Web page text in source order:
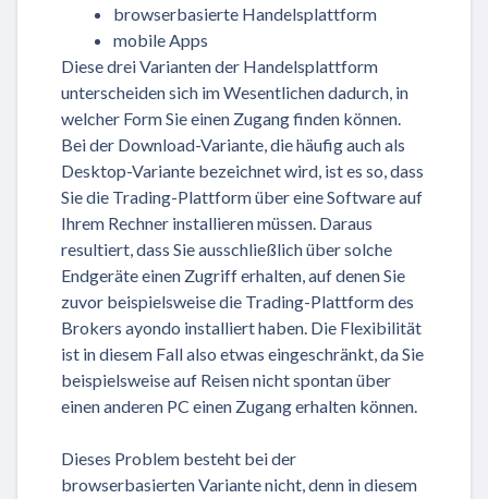
browserbasierte Handelsplattform
mobile Apps
Diese drei Varianten der Handelsplattform
unterscheiden sich im Wesentlichen dadurch, in
welcher Form Sie einen Zugang finden können.
Bei der Download-Variante, die häufig auch als
Desktop-Variante bezeichnet wird, ist es so, dass
Sie die Trading-Plattform über eine Software auf
Ihrem Rechner installieren müssen. Daraus
resultiert, dass Sie ausschließlich über solche
Endgeräte einen Zugriff erhalten, auf denen Sie
zuvor beispielsweise die Trading-Plattform des
Brokers ayondo installiert haben. Die Flexibilität
ist in diesem Fall also etwas eingeschränkt, da Sie
beispielsweise auf Reisen nicht spontan über
einen anderen PC einen Zugang erhalten können.
Dieses Problem besteht bei der
browserbasierten Variante nicht, denn in diesem